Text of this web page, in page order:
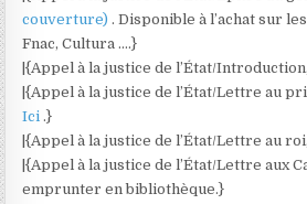
couverture). Disponible à l’achat sur
Fnac, Cultura ….}
|{Appel à la justice de l’État/
|{Appel à la justice de l’État/Lettre au
Ici.}
|{Appel à la justice de l’État/Lettre au
|{Appel à la justice de l’État/Lettre aux
emprunter en bibliothèque.}